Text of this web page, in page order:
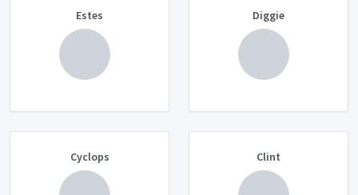
Estes Diggie
Cyclops Clint